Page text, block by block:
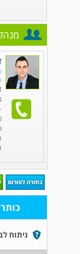
ניתוח